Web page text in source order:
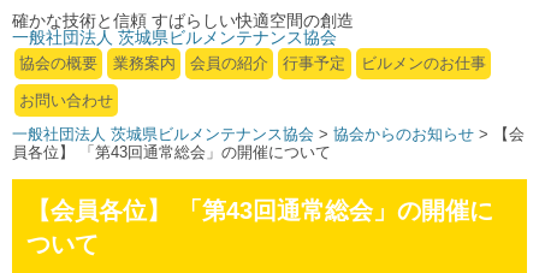
確かな技術と信頼 すばらしい快適空間の創造
一般社団法人 茨城県ビルメンテナンス協会
協会の概要 業務案内 会員の紹介 行事予定 ビルメンのお仕事
お問い合わせ
一般社団法人 茨城県ビルメンテナンス協会 > 協会からのお知らせ > 【会
員各位】 「第43回通常総会」の開催について
【会員各位】 「第43回通常総会」の開催に
ついて